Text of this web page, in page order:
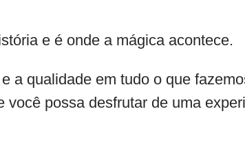
e é onde a mágica acontece.
a qualidade em tudo o que
possa desfrutar de uma